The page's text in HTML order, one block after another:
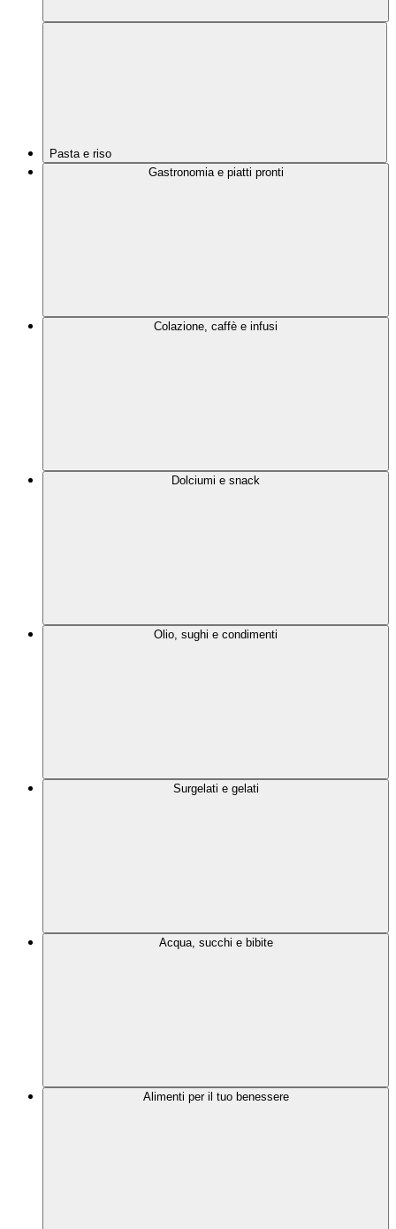
Pasta e riso
Gastronomia e piatti pronti
Colazione, caffè e infusi
Dolciumi e snack
Olio, sughi e condimenti
Surgelati e gelati
Acqua, succhi e bibite
Alimenti per il tuo benessere